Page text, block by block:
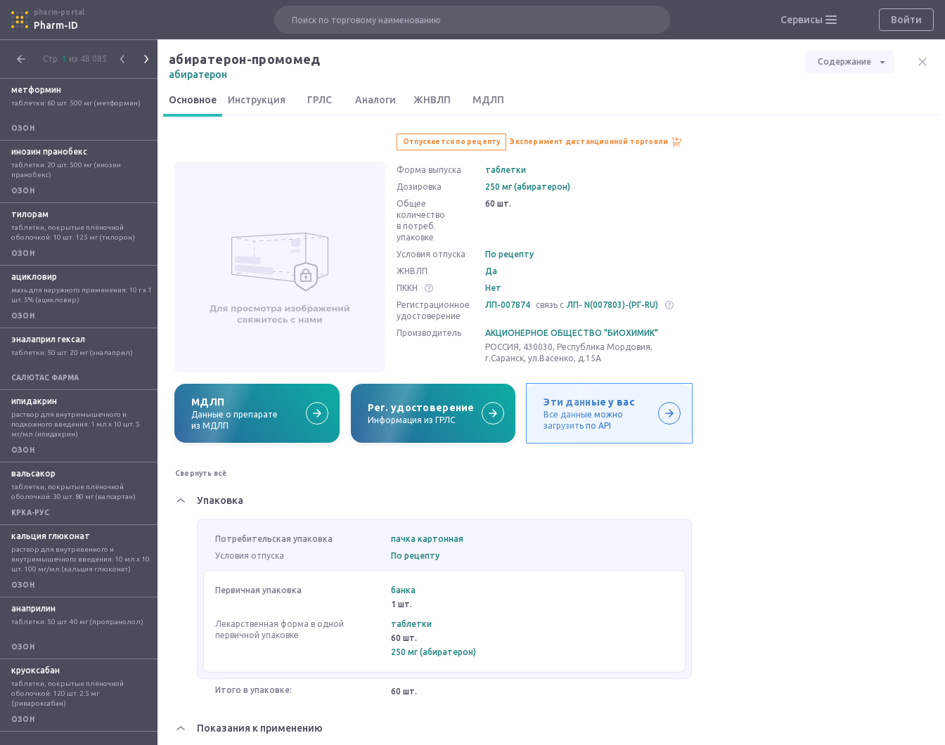
pharm-portal
Pharm-ID Сервисы Войти
Стр. 1 из 48 085
метформин
таблетки: 60 шт. 500 мг (метформин)
ОЗОН
инозин пранобекс
таблетки: 20 шт. 500 мг (инозин
пранобекс)
ОЗОН
тилорам
таблетки, покрытые плёночной
оболочкой: 10 шт. 125 мг (тилорон)
ОЗОН
ацикловир
мазь для наружного применения: 10 г x 1
шт. 5% (ацикловир)
ОЗОН
эналаприл гексал
таблетки: 50 шт. 20 мг (эналаприл)
САЛЮТАС ФАРМА
ипидакрин
раствор для внутримышечного и
подкожного введения: 1 мл x 10 шт. 5
мг/мл (ипидакрин)
ОЗОН
вальсакор
таблетки, покрытые плёночной
оболочкой: 30 шт. 80 мг (валсартан)
КРКА-РУС
кальция глюконат
раствор для внутривенного и
внутримышечного введения: 10 мл x 10
шт. 100 мг/мл (кальция глюконат)
ОЗОН
анаприлин
таблетки: 50 шт. 40 мг (пропранолол)
ОЗОН
круоксабан
таблетки, покрытые плёночной
оболочкой: 120 шт. 2.5 мг
(ривароксабан)
ОЗОН
абиратерон-промомед
абиратерон
Содержание
Основное Инструкция ГРЛС Аналоги ЖНВЛП МДЛП
Отпускается по рецепту Эксперимент дистанционной торговли
Форма выпуска
таблетки
Дозировка
250 мг (абиратерон)
Общее
количество
в потреб.
упаковке
60 шт.
Условия отпуска
По рецепту
ЖНВЛП
Да
ПККН
Нет
Регистрационное
удостоверение
ЛП-007874 связь с ЛП- N(007803)-(РГ-RU)
Производитель
АКЦИОНЕРНОЕ ОБЩЕСТВО "БИОХИМИК"
РОССИЯ, 430030, Республика Мордовия,
г.Саранск, ул.Васенко, д.15А
МДЛП
Данные о препарате
из МДЛП
Рег. удостоверение
Информация из ГРЛС
Эти данные у вас
Все данные можно
загрузить по API
Свернуть всё
Упаковка
Потребительская упаковка
пачка картонная
Условия отпуска
По рецепту
Первичная упаковка
банка
1 шт.
Лекарственная форма в одной
первичной упаковке
таблетки
60 шт.
250 мг (абиратерон)
Итого в упаковке: 60 шт.
Показания к применению